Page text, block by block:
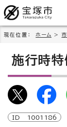
現在位置： ホーム >
施行時特
ID 1001186